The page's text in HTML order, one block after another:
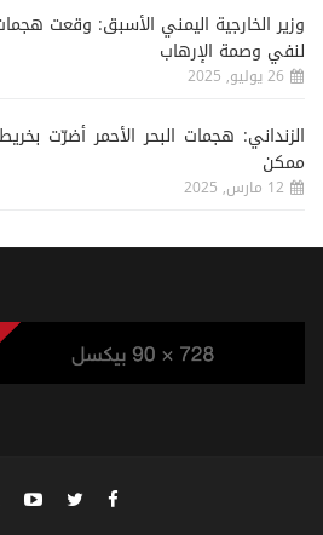
وزير الخارجية اليمني الأسبق: وقعت
لنفي وصمة الإرهاب
26 يوليو, 2025
الزنداني: هجمات البحر الأحمر أضرّت
ممكن
12 مارس, 2025